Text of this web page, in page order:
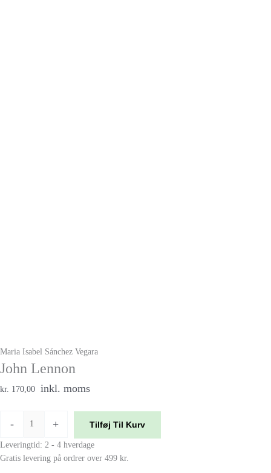
Maria Isabel Sánchez Vegara
John Lennon
kr. 170,00 inkl. moms
- + Tilføj Til Kurv
Leveringtid: 2 - 4 hverdage
Gratis levering på ordrer over 499 kr.